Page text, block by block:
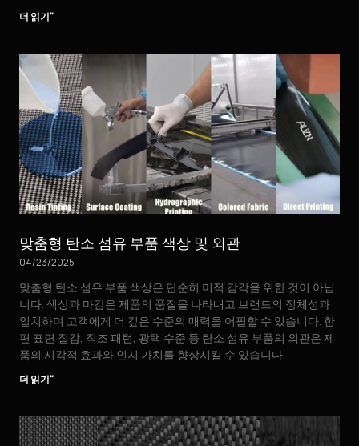
더 읽기"
맞춤형 탄소 섬유 부품 색상 및 외관
04/23/2025
맞춤형 탄소 섬유 부품 색상은 단순히 미적 감각을 위한 것이 아닙
니다. 색상과 마감은 제품의 품질을 나타내고 브랜드의 정체성과
일치하며 고객에게 더 깊은 수준의 매력을 어필할 수 있습니다. 한
편 표면 질감, 직조 패턴, 광택 수준 등 탄소 섬유 부품의 외관은 제
품의 시각적 효과와 인지 가치를 향상시킬 수 있습니다.
더 읽기"